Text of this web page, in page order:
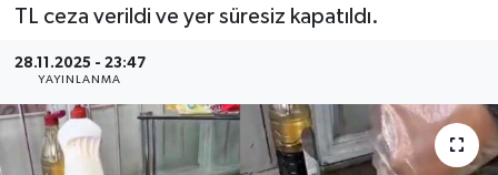
TL ceza verildi ve yer süresiz kapatıldı.
28.11.2025 - 23:47
YAYINLANMA
TEKNOLOJİ
SAĞLIK
EĞİTİM
Tüm Manşetler
Son Dakika Haberleri
Haber Arşivi